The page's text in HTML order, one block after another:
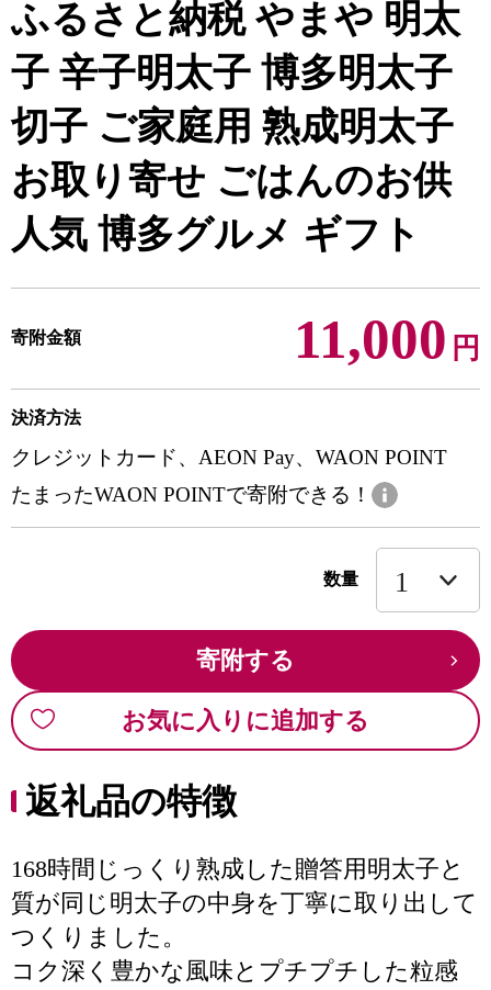
ふるさと納税 やまや 明太
子 辛子明太子 博多明太子
切子 ご家庭用 熟成明太子
お取り寄せ ごはんのお供
人気 博多グルメ ギフト
寄附金額 11,000 円
決済方法
クレジットカード、AEON Pay、WAON POINT
たまったWAON POINTで寄附できる！
数量
寄附する
お気に入りに追加する
返礼品の特徴
168時間じっくり熟成した贈答用明太子と
質が同じ明太子の中身を丁寧に取り出して
つくりました。
コク深く豊かな風味とプチプチした粒感